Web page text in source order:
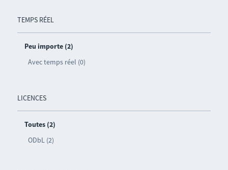
TEMPS RÉEL
Peu importe (2)
Avec temps réel (0)
LICENCES
Toutes (2)
ODbL (2)